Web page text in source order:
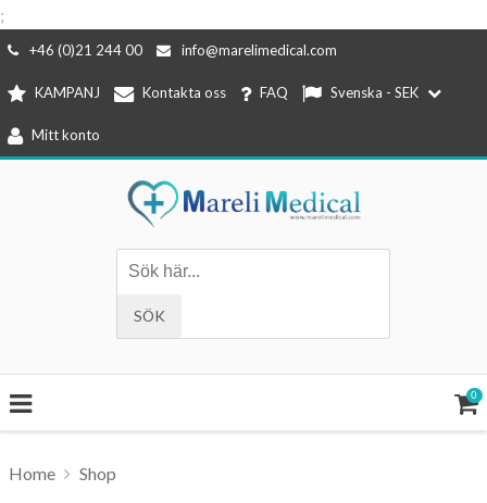
;
Hoppa
innehåll
+46 (0)21 244 00 info@marelimedical.com
KAMPANJ Kontakta oss FAQ Svenska - SEK
Mitt konto
0
Home Shop